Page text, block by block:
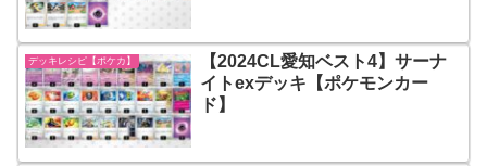
デッキレシピ【ポケカ】
【2024CL愛知ベスト4】サーナ
イトexデッキ【ポケモンカー
ド】